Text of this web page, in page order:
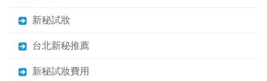
新秘試妝
台北新秘推薦
新秘試妝費用